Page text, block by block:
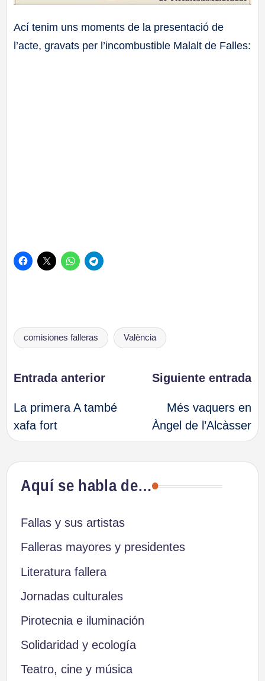
Ací tenim uns moments de la presentació de
l’acte, gravats per l’incombustible Malalt de Falles:
Etiquetas:
comisiones falleras València
Navegación
de
entradas
Entrada anterior
La primera A també
xafa fort
Siguiente entrada
Més vaquers en
Àngel de l’Alcàsser
Aquí se habla de…
Fallas y sus artistas
Falleras mayores y presidentes
Literatura fallera
Jornadas culturales
Pirotecnia e iluminación
Solidaridad y ecología
Teatro, cine y música